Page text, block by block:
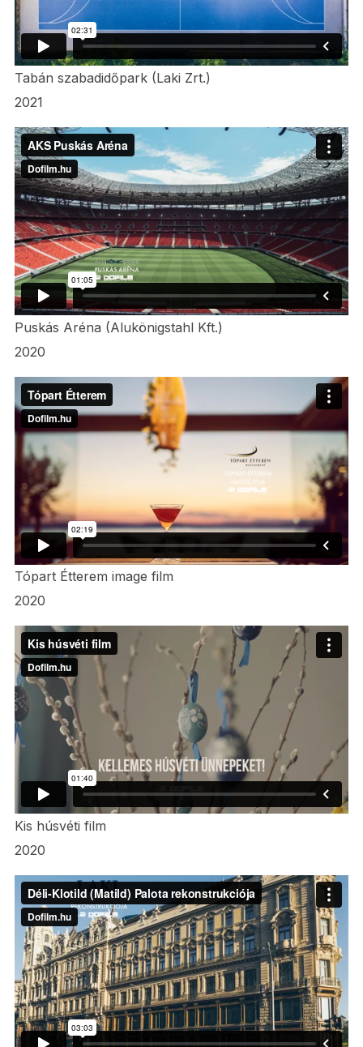
Tabán szabadidőpark (Laki Zrt.)
2021
Puskás Aréna (Alukönigstahl Kft.)
2020
Tópart Étterem image film
2020
Kis húsvéti film
2020